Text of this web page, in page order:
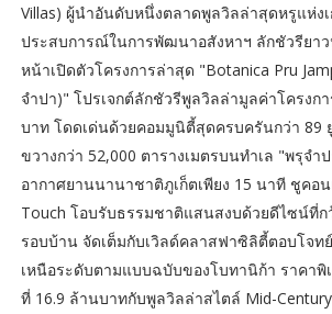
Villas) ผู้นำอันดับหนึ่งตลาดพูลวิลล่าสุดหรูแห่งเ
ประสบการณ์ในการพัฒนาอสังหาฯ ลักชัวรียา
หน้าเปิดตัวโครงการล่าสุด "Botanica Pru
จำปา)" โปรเจกต์ลักชัวรีพูลวิลล่ามูลค่าโครงก
บาท โดดเด่นด้วยคอมมูนิตี้สุดครบครันกว่า 89
ขวางกว่า 52,000 ตารางเมตรบนทำเล "พรุจำ
อากาศยานนานาชาติภูเก็ตเพียง 15 นาที ชูคอ
Touch โอบรับธรรมชาติแสนสงบด้วยดีไซน์ที่ก
รอบบ้าน จัดเต็มกับเวิลด์คลาสฟาซิลิตี้ตอบโจท
เหนือระดับตามแบบฉบับของโบทานิก้า ราคาพิ
ที่ 16.9 ล้านบาทกับพูลวิลล่าสไตล์ Mid-